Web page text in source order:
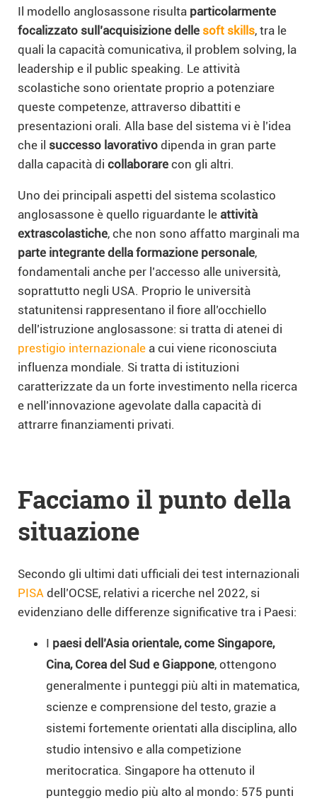
Il modello anglosassone risulta particolarmente
focalizzato sull’acquisizione delle soft skills, tra le
quali la capacità comunicativa, il problem solving, la
leadership e il public speaking. Le attività
scolastiche sono orientate proprio a potenziare
queste competenze, attraverso dibattiti e
presentazioni orali. Alla base del sistema vi è l’idea
che il successo lavorativo dipenda in gran parte
dalla capacità di collaborare con gli altri.
Uno dei principali aspetti del sistema scolastico
anglosassone è quello riguardante le attività
extrascolastiche, che non sono affatto marginali ma
parte integrante della formazione personale,
fondamentali anche per l’accesso alle università,
soprattutto negli USA. Proprio le università
statunitensi rappresentano il fiore all’occhiello
dell’istruzione anglosassone: si tratta di atenei di
prestigio internazionale a cui viene riconosciuta
influenza mondiale. Si tratta di istituzioni
caratterizzate da un forte investimento nella ricerca
e nell’innovazione agevolate dalla capacità di
attrarre finanziamenti privati.
Facciamo il punto della
situazione
Secondo gli ultimi dati ufficiali dei test internazionali
PISA dell’OCSE, relativi a ricerche nel 2022, si
evidenziano delle differenze significative tra i Paesi:
I paesi dell’Asia orientale, come Singapore,
Cina, Corea del Sud e Giappone, ottengono
generalmente i punteggi più alti in matematica,
scienze e comprensione del testo, grazie a
sistemi fortemente orientati alla disciplina, allo
studio intensivo e alla competizione
meritocratica. Singapore ha ottenuto il
punteggio medio più alto al mondo: 575 punti